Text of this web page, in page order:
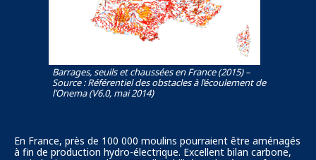
Barrages, seuils et chaussées en France (2015) –
Source : Référentiel des obstacles à l’écoulement de
l’Onema (V6.0, mai 2014)
En France, près de 100 000 moulins pourraient être aménagés
à fin de production hydro-électrique. Excellent bilan carbone,